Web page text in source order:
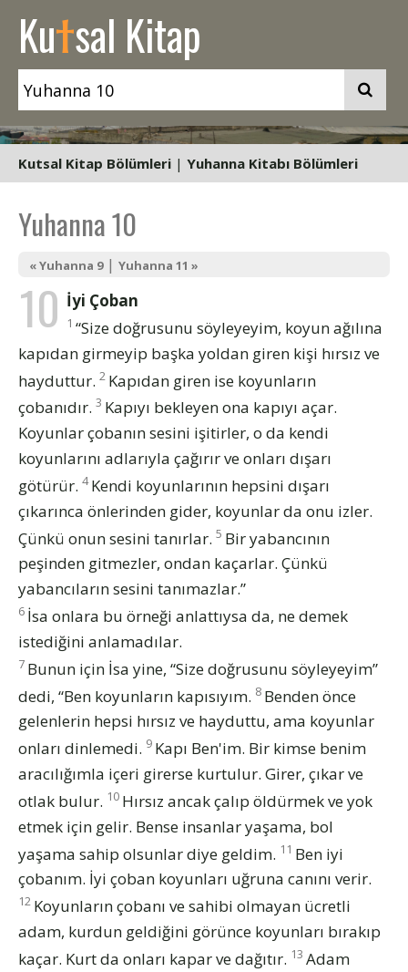
Kutsal Kitap
Kutsal Kitap Bölümleri | Yuhanna Kitabı Bölümleri
Yuhanna 10
« Yuhanna 9| Yuhanna 11 »
10 İyi Çoban
1 “Size doğrusunu söyleyeyim, koyun ağılına
kapıdan girmeyip başka yoldan giren kişi hırsız ve
hayduttur. 2 Kapıdan giren ise koyunların
çobanıdır. 3 Kapıyı bekleyen ona kapıyı açar.
Koyunlar çobanın sesini işitirler, o da kendi
koyunlarını adlarıyla çağırır ve onları dışarı
götürür. 4 Kendi koyunlarının hepsini dışarı
çıkarınca önlerinden gider, koyunlar da onu izler.
Çünkü onun sesini tanırlar. 5 Bir yabancının
peşinden gitmezler, ondan kaçarlar. Çünkü
yabancıların sesini tanımazlar.”
6 İsa onlara bu örneği anlattıysa da, ne demek
istediğini anlamadılar.
7 Bunun için İsa yine, “Size doğrusunu söyleyeyim”
dedi, “Ben koyunların kapısıyım. 8 Benden önce
gelenlerin hepsi hırsız ve hayduttu, ama koyunlar
onları dinlemedi. 9 Kapı Ben'im. Bir kimse benim
aracılığımla içeri girerse kurtulur. Girer, çıkar ve
otlak bulur. 10 Hırsız ancak çalıp öldürmek ve yok
etmek için gelir. Bense insanlar yaşama, bol
yaşama sahip olsunlar diye geldim. 11 Ben iyi
çobanım. İyi çoban koyunları uğruna canını verir.
12 Koyunların çobanı ve sahibi olmayan ücretli
adam, kurdun geldiğini görünce koyunları bırakıp
kaçar. Kurt da onları kapar ve dağıtır. 13 Adam